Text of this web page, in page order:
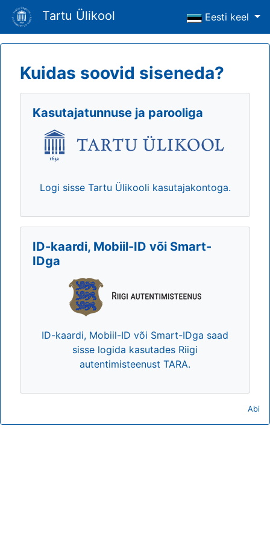
Tartu Ülikool Eesti keel
Kuidas soovid siseneda?
Kasutajatunnuse ja parooliga
Logi sisse Tartu Ülikooli kasutajakontoga.
ID-kaardi, Mobiil-ID või Smart-
IDga
ID-kaardi, Mobiil-ID või Smart-IDga saad
sisse logida kasutades Riigi
autentimisteenust TARA.
Abi